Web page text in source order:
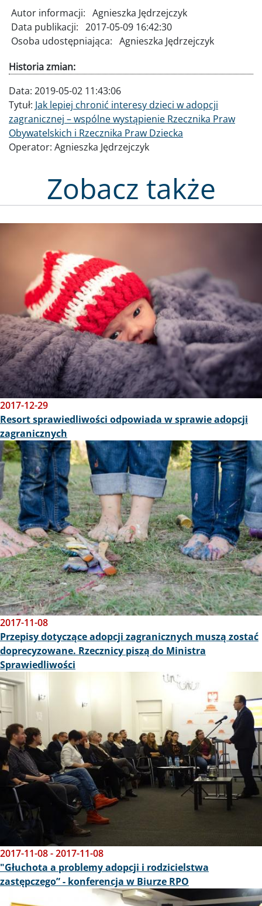
Autor informacji: Agnieszka Jędrzejczyk
Data publikacji: 2017-05-09 16:42:30
Osoba udostępniająca: Agnieszka Jędrzejczyk
Historia zmian:
Data: 2019-05-02 11:43:06
Tytuł: Jak lepiej chronić interesy dzieci w adopcji
zagranicznej – wspólne wystąpienie Rzecznika Praw
Obywatelskich i Rzecznika Praw Dziecka
Operator: Agnieszka Jędrzejczyk
Zobacz także
2017-12-29
Resort sprawiedliwości odpowiada w sprawie adopcji
zagranicznych
Obraz
2017-11-08
Przepisy dotyczące adopcji zagranicznych muszą zostać
doprecyzowane. Rzecznicy piszą do Ministra
Sprawiedliwości
Obraz
2017-11-08-2017-11-08
"Głuchota a problemy adopcji i rodzicielstwa
zastępczego” - konferencja w Biurze RPO